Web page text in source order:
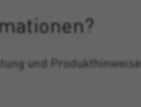
und Produkthinweise.